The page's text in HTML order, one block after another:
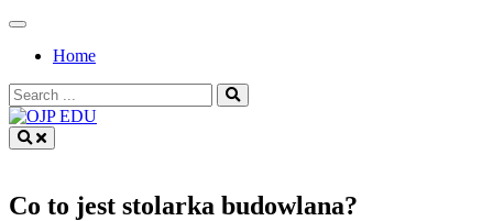
Skip
contentHome
Search
for:
Co to jest stolarka budowlana?